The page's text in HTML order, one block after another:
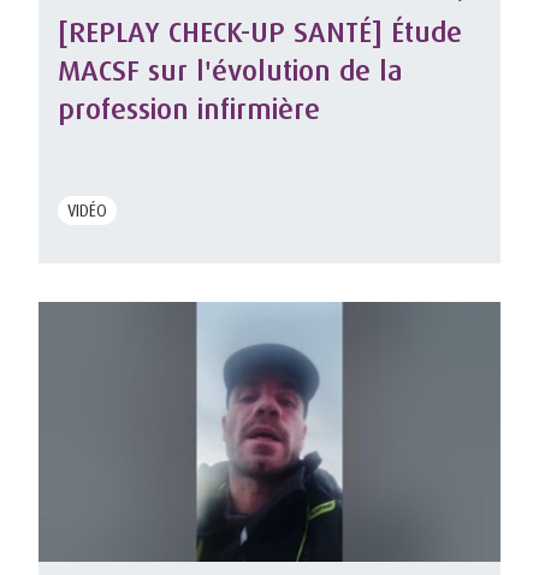
[REPLAY CHECK-UP SANTÉ] Étude
MACSF sur l'évolution de la
profession infirmière
VIDÉO